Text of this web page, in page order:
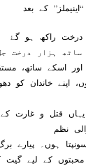
راکھ ہو گۓ
ہزار درخت
اسکے ساتھ،
اپنے خاندان کو
یہاں قتل و غارت
نظم
ہوں۔ پیارے
محبتوں کے لیے گیت